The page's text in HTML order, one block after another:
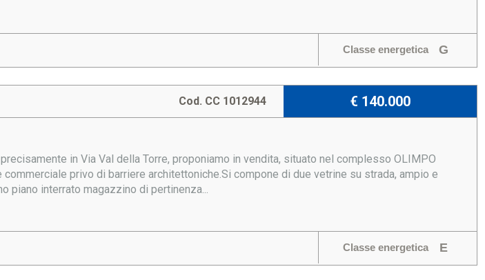
Classe energetica G
€ 140.000
Cod. CC 1012944
in Via Val della Torre, proponiamo in vendita, situato nel complesso OLIMPO
privo di barriere architettoniche.Si compone di due vetrine su strada, ampio e
piano interrato magazzino di pertinenza...
Classe energetica E